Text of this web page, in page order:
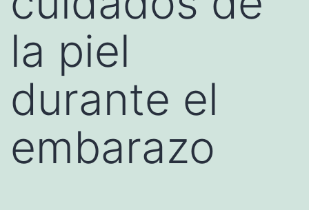
la piel
durante el
embarazo